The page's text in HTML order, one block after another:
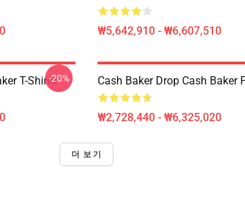
₩5,642,910 - ₩6,607,510
T-Shirts-20% Cash Baker Drop Cash Baker
₩2,728,440 - ₩6,325,020
더 보기